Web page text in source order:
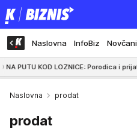
Naslovna InfoBiz
KOD LOZNICE: Porodica i prijatelji
Naslovna prodat
prodat